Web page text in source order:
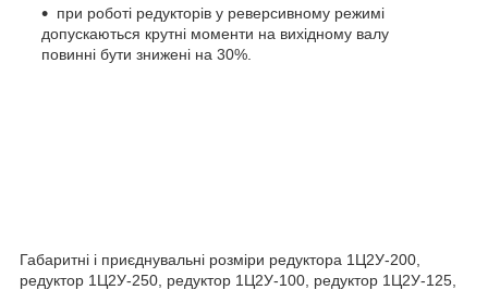
при роботі редукторів у реверсивному режимі
допускаються крутні моменти на вихідному валу
повинні бути знижені на 30%.
Габаритні і приєднувальні розміри редуктора 1Ц2У-200,
редуктор 1Ц2У-250, редуктор 1Ц2У-100, редуктор 1Ц2У-125,